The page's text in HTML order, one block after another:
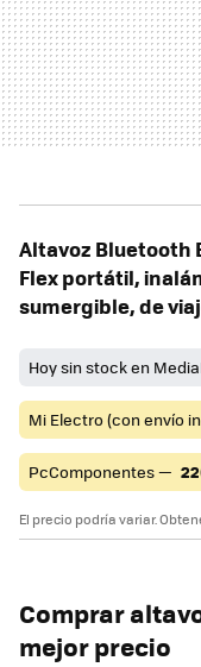
Altavoz Bluetooth
Flex portátil,
sumergible, de
Hoy sin stock en
Mi Electro (con envío
PcComponentes —
El precio podría variar.
Comprar
mejor precio